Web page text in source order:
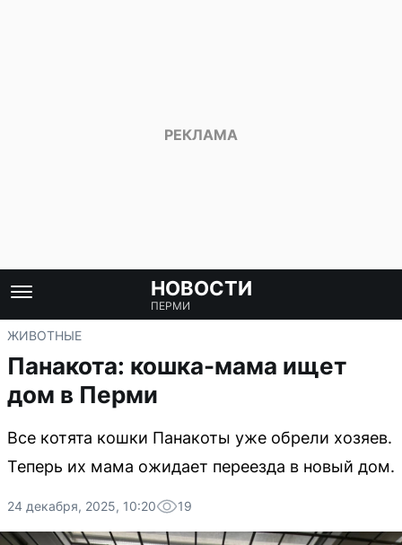
НОВОСТИ
ПЕРМИ
ЖИВОТНЫЕ
Панакота: кошка-мама ищет
дом в Перми
Все котята кошки Панакоты уже обрели хозяев.
Теперь их мама ожидает переезда в новый дом.
24 декабря, 2025, 10:20 19